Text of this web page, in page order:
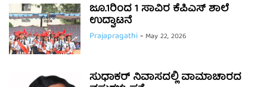
ಜೂ.1ರಿಂದ 1 ಸಾವಿರ ಕೆಪಿಎಸ್ ಶಾಲೆ
ಉದ್ಘಾಟನೆ
Prajapragathi- May 22, 2026
ಸುಧಾಕರ್ ನಿವಾಸದಲ್ಲಿ ವಾಮಾಚಾರದ